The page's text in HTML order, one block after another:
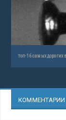
топ-16 самых
КОММЕНТАРИИ